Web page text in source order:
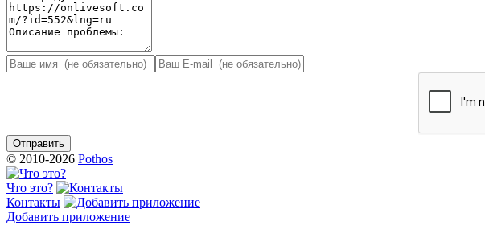
© 2010-2026 Pothos
Что это?
Контакты
Добавить приложение